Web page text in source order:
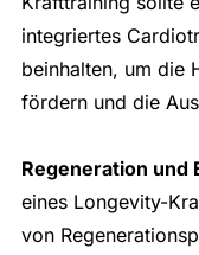
integriertes
beinhalten, um die
fördern und die
Regeneration und
eines Longevity-
von